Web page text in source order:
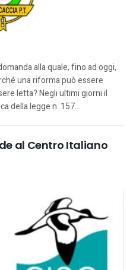
alla quale, fino ad oggi,
una riforma può essere
letta? Negli ultimi giorni il
della legge n. 157...
al Centro Italiano